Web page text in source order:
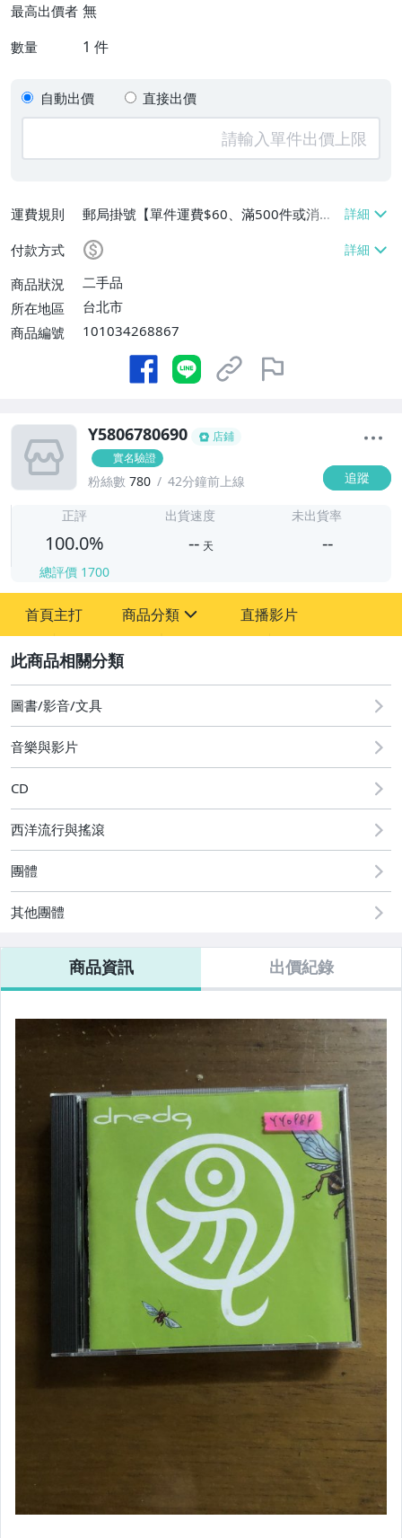
最高出價者 無
數量 1 件
自動出價 直接出價
運費規則
郵局掛號【單件運費$60、滿500件或消費
滿$20000免運費】
付款方式
商品狀況
二手品
所在地區
台北市
商品編號
101034268867
Y5806780690
店鋪
實名驗證
粉絲數 780 42分鐘前上線 追蹤
正評
100.0%
總評價 1700
出貨速度
-- 天
未出貨率
--
首頁主打 商品分類
其它
直播影片
圖書/影音/文具
音樂與影片
CD
西洋流行與搖滾
團體
其他團體
商品資訊 出價紀錄